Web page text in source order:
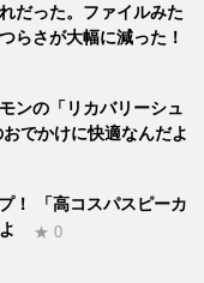
だった。ファイルみた
らさが大幅に減った！
ンの「リカバリーシュ
でかけに快適なんだよ
！ 「高コスパスピーカ
★ 0